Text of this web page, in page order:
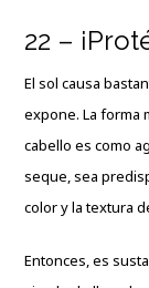
22 –
El sol causa
expone. La forma
cabello es como
seque, sea
color y la textura
Entonces, es